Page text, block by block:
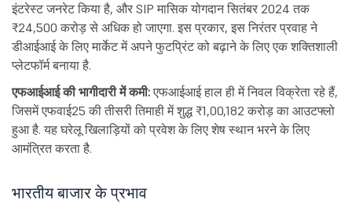
इंटरेस्ट जनरेट किया है, और SIP मासिक योगदान सितंबर 2024 तक
₹24,500 करोड़ से अधिक हो जाएगा. इस प्रकार, इस निरंतर प्रवाह ने
डीआईआई के लिए मार्केट में अपने फुटप्रिंट को बढ़ाने के लिए एक शक्तिशाली
प्लेटफॉर्म बनाया है.
एफआईआई की भागीदारी में कमी: एफआईआई हाल ही में निवल विक्रेता रहे हैं,
जिसमें एफवाई25 की तीसरी तिमाही में शुद्ध ₹1,00,182 करोड़ का आउटफ्लो
हुआ है. यह घरेलू खिलाड़ियों को प्रवेश के लिए शेष स्थान भरने के लिए
आमंत्रित करता है.
भारतीय बाजार के प्रभाव